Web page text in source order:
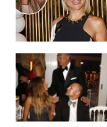
Zbog
proradio
tako: "Ti si